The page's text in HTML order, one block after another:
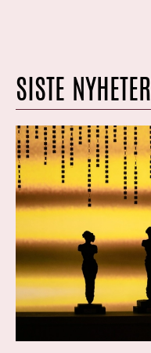
SISTE NYHETER